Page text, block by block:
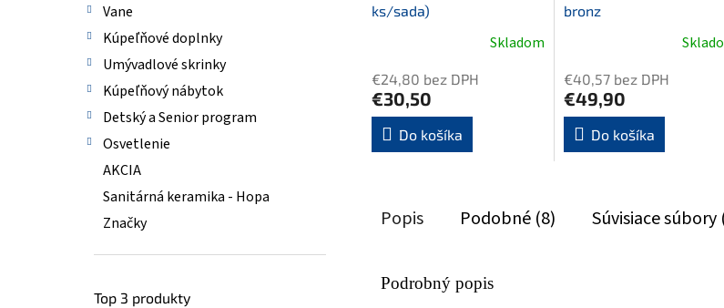
Vane
Kúpeľňové doplnky
Umývadlové skrinky
Kúpeľňový nábytok
Detský a Senior program
Osvetlenie
AKCIA
Sanitárná keramika - Hopa
Značky
Top 3 produkty
ks/sada)
Skladom
€24,80 bez DPH
€30,50
Do košíka
bronz
€40,57 bez DPH
€49,90
Do košíka
Popis Podobné (8) Súvisiace súbory
Podrobný popis